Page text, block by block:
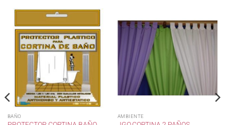
BAÑO AMBIENTE